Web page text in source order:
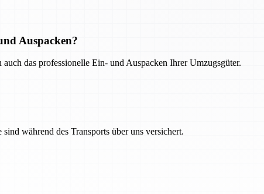
Auspacken?
das professionelle Ein- und Auspacken Ihrer Umzugsgüter.
während des Transports über uns versichert.